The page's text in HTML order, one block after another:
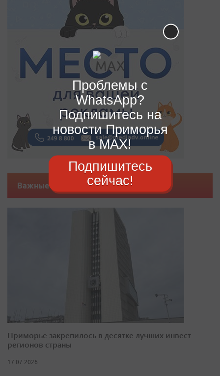
Важные новости
Приморье закрепилось в десятке лучших инвест-
регионов страны
17.07.2026
Проблемы с
WhatsApp?
Подпишитесь на
новости Приморья
в MAX!
Подпишитесь
сейчас!